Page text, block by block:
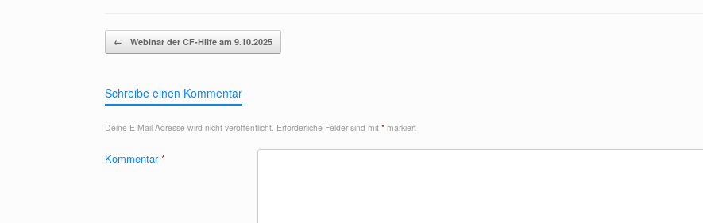
Beitragsnavigation
← Webinar der CF-Hilfe am 9.10.2025
Schreibe einen Kommentar
Deine E-Mail-Adresse wird nicht veröffentlicht. Erforderliche Felder sind mit * markiert
Kommentar*